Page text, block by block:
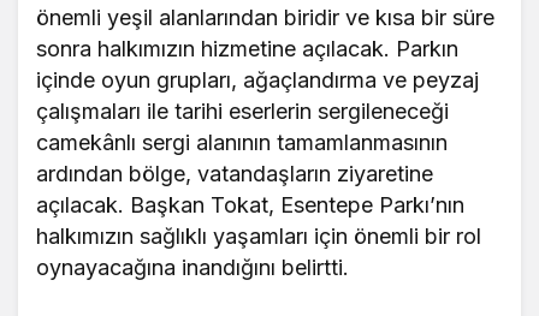
önemli yeşil alanlarından biridir ve kısa bir süre
sonra halkımızın hizmetine açılacak. Parkın
içinde oyun grupları, ağaçlandırma ve peyzaj
çalışmaları ile tarihi eserlerin sergileneceği
camekânlı sergi alanının tamamlanmasının
ardından bölge, vatandaşların ziyaretine
açılacak. Başkan Tokat, Esentepe Parkı’nın
halkımızın sağlıklı yaşamları için önemli bir rol
oynayacağına inandığını belirtti.